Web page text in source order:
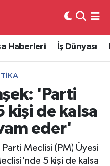
Haberleri İş Dünyası
'Parti
kişi de kalsa
eder'
Meclisi (PM) Üyesi
5 kişi de kalsa
ve Fikstür